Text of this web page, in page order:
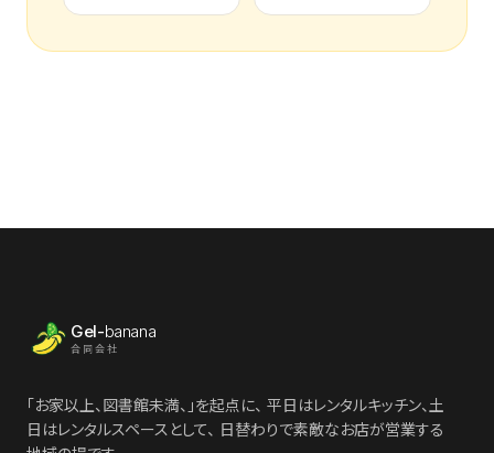
Gel-banana
合同会社
「お家以上、図書館未満、」を起点に、 平日はレンタルキッチン、土
日はレンタルスペースとして、 日替わりで素敵なお店が営業する